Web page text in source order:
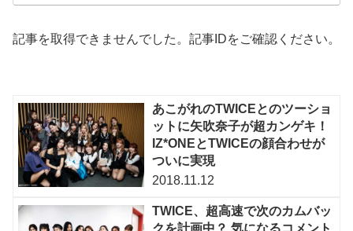
記事を取得できませんでした。記事IDをご確認ください。
あこがれのTWICEとのツーショ
ットに矢吹奈子が超カンゲキ！
IZ*ONEとTWICEの顔合わせが
ついに実現
2018.11.12
TWICE、超高速で次のカムバッ